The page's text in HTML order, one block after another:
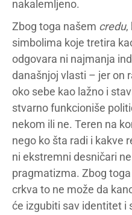
nakalemljeno.
Zbog toga našem credu,
simbolima koje tretira
odgovara ni najmanja
današnjoj vlasti – jer on
oko sebe kao lažno i
stvarno funkcioniše
nekom ili ne. Teren na
nego ko šta radi i kakve
ni ekstremni desničari
pragmatizma. Zbog
crkva to ne može da
će izgubiti sav identitet i